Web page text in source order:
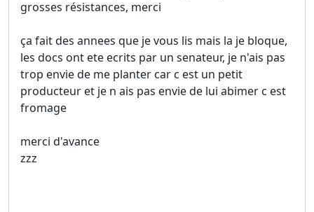
grosses résistances, merci
ça fait des annees que je vous lis mais la je bloque,
les docs ont ete ecrits par un senateur, je n'ais pas
trop envie de me planter car c est un petit
producteur et je n ais pas envie de lui abimer c est
fromage
merci d'avance
zzz